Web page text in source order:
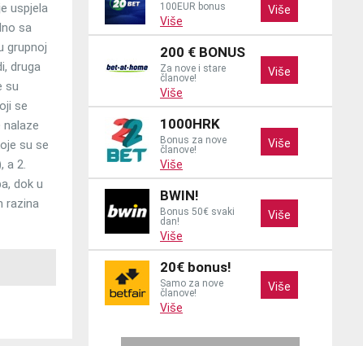
100EUR bonus
Više
Više
200 € BONUS
Za nove i stare
članove!
Više
Više
1000HRK
Bonus za nove
članove!
Više
Više
BWIN!
Bonus 50€ svaki
dan!
Više
Više
20€ bonus!
Samo za nove
članove!
Više
Više
uspjela
sa
grupnoj
druga
su
se
su se
a 2.
dok u
razina